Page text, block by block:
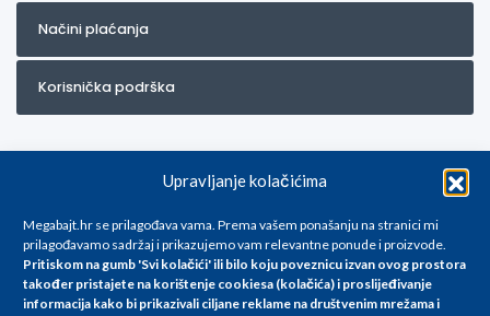
Upravljanje kolačićima
Megabajt.hr se prilagođava vama. Prema vašem ponašanju na stranici mi
prilagođavamo sadržaj i prikazujemo vam relevantne ponude i proizvode.
Pritiskom na gumb 'Svi kolačići' ili bilo koju poveznicu izvan ovog prostora
također pristajete na korištenje cookiesa (kolačića) i proslijeđivanje
informacija kako bi prikazivali ciljane reklame na društvenim mrežama i
Načini plaćanja
Korisnička podrška
Za artikle kojih trenutno nema u ponudi obratite nam se na
info@megabajt.hr. Sve cijene su informativnog karaktera i podložne su